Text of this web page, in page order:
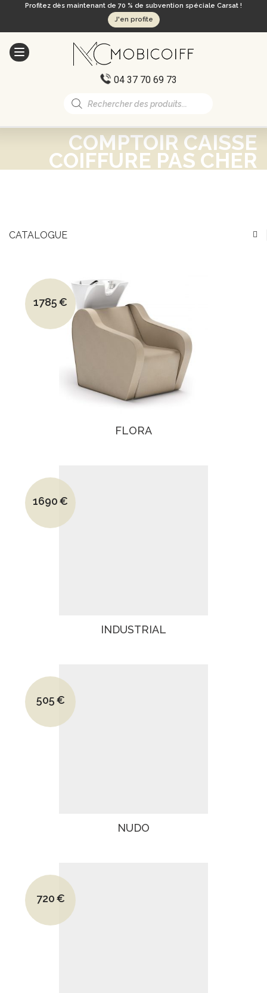
Profitez dès maintenant de 70 % de subvention spéciale Carsat !
J'en profite
04 37 70 69 73
Recherche
de
COMPTOIR CAISSE
COIFFURE PAS CHER
CATALOGUE
Le prix initial était : 2670€.
1785€
Le prix actuel est : 1785€.
FLORA
Le prix initial était : 2550€.
1690€
Le prix actuel est : 1690€.
INDUSTRIAL
Le prix initial était : 700€.
505€
Le prix actuel est : 505€.
NUDO
Le prix initial était : 1070€.
720€
Le prix actuel est : 720€.